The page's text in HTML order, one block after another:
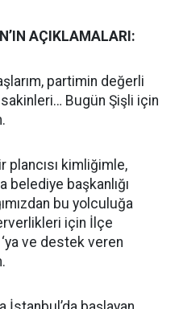
AÇIKLAMALARI:
partimin değerli
Bugün Şişli için
plancısı kimliğimle,
belediye başkanlığı
bu yolculuğa
için İlçe
ve destek veren